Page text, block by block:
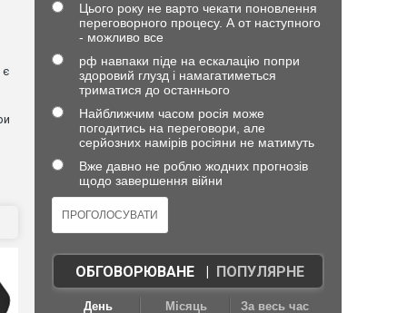
є
Цього року не варто чекати поновлення
переговорного процесу. А от наступного
- можливо все
рф навпаки піде на ескалацію попри
здоровий глузд і намагатиметься
триматися до останнього
Найближчим часом росія може
погодитись на переговори, але
серйозних намірів росіяни не матимуть
Вже давно не роблю жодних прогнозів
щодо завершення війни
ОБГОВОРЮВАНЕ| ПОПУЛЯРНЕ
День Місяць За весь час